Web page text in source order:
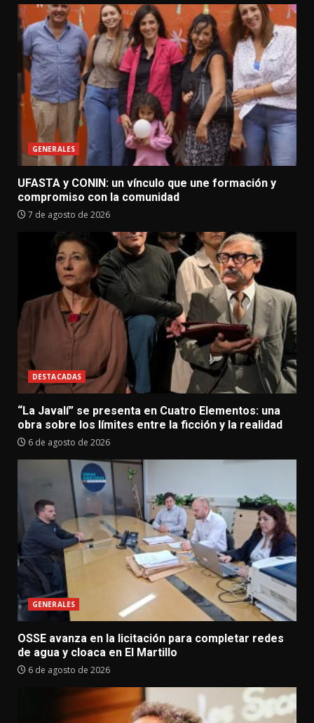
GENERALES
UFASTA y CONIN: un vínculo que une formación y
compromiso con la comunidad
7 de agosto de 2026
DESTACADAS
“La Javalí” se presenta en Cuatro Elementos: una
obra sobre los límites entre la ficción y la realidad
6 de agosto de 2026
GENERALES
OSSE avanza en la licitación para completar redes
de agua y cloaca en El Martillo
6 de agosto de 2026